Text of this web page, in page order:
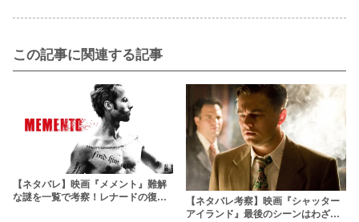
この記事に関連する記事
【ネタバレ】映画『メメント』難解
な謎を一覧で考察！レナードの復讐
【ネタバレ考察】映画『シャッター
アイランド』最後のシーンはわざ